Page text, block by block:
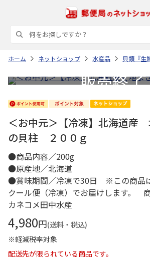
ホーム ネットショップ 水産品 貝類『生
＜お中元＞【冷凍】北海道産
の貝柱 ２００ｇ
●商品内容／200g
●原産地／北海道
●賞味期間／冷凍で30日 ※この商品
クール便（冷凍）でお届けします。
カネコメ田中水産
4,980円(送料・税込)
※軽減税率対象
配送先が限られている商品です。